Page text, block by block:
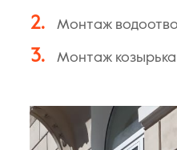
Монтаж
Монтаж козырька